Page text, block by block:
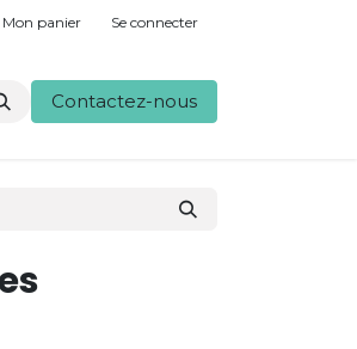
Mon panier Se connecter
Contactez-nous